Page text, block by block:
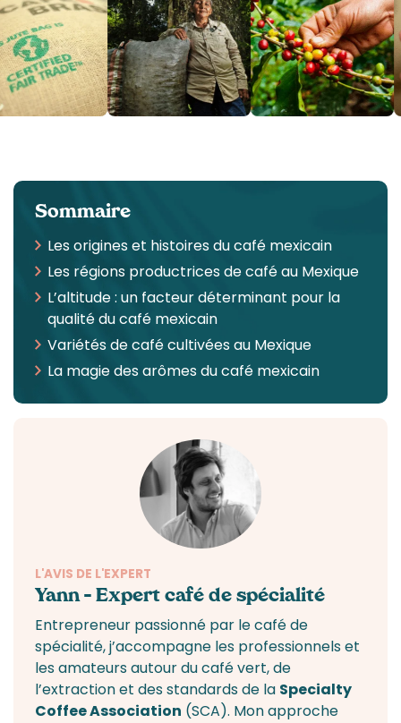
Sommaire
Les origines et histoires du café mexicain
Les régions productrices de café au Mexique
L’altitude : un facteur déterminant pour la
qualité du café mexicain
Variétés de café cultivées au Mexique
La magie des arômes du café mexicain
L'AVIS DE L'EXPERT
Yann – Expert café de spécialité
Entrepreneur passionné par lecafé de
spécialité, j’accompagne les professionnelset
les amateurs autour du café vert, de
l’extraction et des standards de la Specialty
Coffee Association (SCA). Mon approche